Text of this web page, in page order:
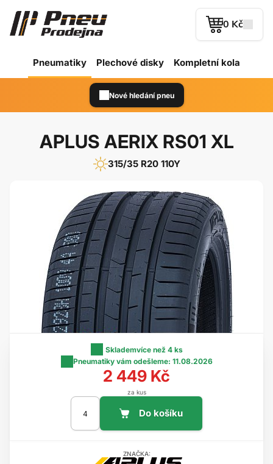
0 Kč
Pneumatiky Plechové disky Kompletní kola
Nové hledání pneu
APLUS AERIX RS01 XL
315/35 R20 110Y
Sklademvíce než 4 ks
Pneumatiky vám odešleme: 11.08.2026
2 449 Kč
za kus
ZNAČKA: